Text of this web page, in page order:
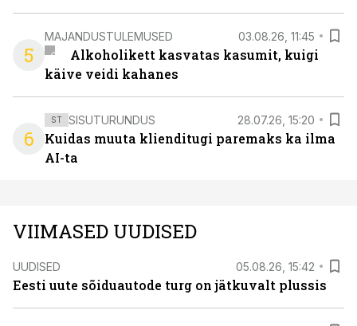
5
MAJANDUSTULEMUSED 03.08.26, 11:45
Alkoholikett kasvatas kasumit, kuigi
käive veidi kahanes
6
ST SISUTURUNDUS 28.07.26, 15:20
Kuidas muuta klienditugi paremaks ka ilma
AI-ta
VIIMASED UUDISED
UUDISED 05.08.26, 15:42
Eesti uute sõiduautode turg on jätkuvalt plussis